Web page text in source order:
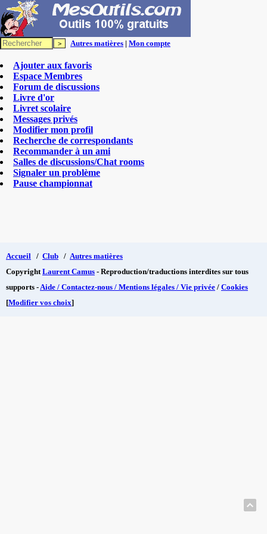
Autres matières | Mon compte
Ajouter aux favoris
Espace Membres
Forum de discussions
Livre d'or
Livret scolaire
Messages privés
Modifier mon profil
Recherche de correspondants
Recommander à un ami
Salles de discussions/Chat rooms
Signaler un problème
Pause championnat
Accueil / Club / Autres matières
CopyrightLaurent Camus - Reproduction/traductions interdites sur tous
supports -Aide / Contactez-nous / Mentions légales / Vie privée / Cookies
[Modifier vos choix]